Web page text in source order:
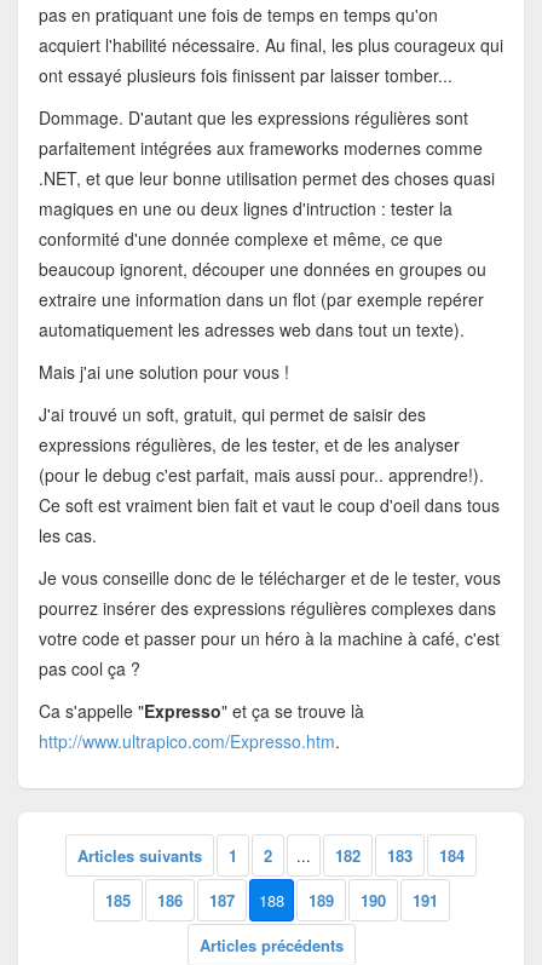
pas en pratiquant une fois de temps en temps qu'on
acquiert l'habilité nécessaire. Au final, les plus courageux qui
ont essayé plusieurs fois finissent par laisser tomber...
Dommage. D'autant que les expressions régulières sont
parfaitement intégrées aux frameworks modernes comme
.NET, et que leur bonne utilisation permet des choses quasi
magiques en une ou deux lignes d'intruction : tester la
conformité d'une donnée complexe et même, ce que
beaucoup ignorent, découper une données en groupes ou
extraire une information dans un flot (par exemple repérer
automatiquement les adresses web dans tout un texte).
Mais j'ai une solution pour vous !
J'ai trouvé un soft, gratuit, qui permet de saisir des
expressions régulières, de les tester, et de les analyser
(pour le debug c'est parfait, mais aussi pour.. apprendre!).
Ce soft est vraiment bien fait et vaut le coup d'oeil dans tous
les cas.
Je vous conseille donc de le télécharger et de le tester, vous
pourrez insérer des expressions régulières complexes dans
votre code et passer pour un héro à la machine à café, c'est
pas cool ça ?
Ca s'appelle "Expresso" et ça se trouve là
http://www.ultrapico.com/Expresso.htm.
Articles suivants 1 2 ... 182 183
184
185
186 187 188 189 190
191
Articles précédents